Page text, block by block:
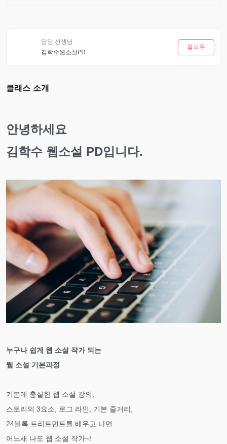
담당 선생님
김학수웹소설PD
팔로우
클래스 소개
안녕하세요
김학수 웹소설 PD입니다.
누구나 쉽게 웹 소설 작가 되는
웹 소설 기본과정
기본에 충실한 웹 소설 강의,
스토리의 3요소, 로그 라인, 기본 줄거리,
24블록 트리트먼트를 배우고 나면
어느새 나도 웹 소설 작가~!